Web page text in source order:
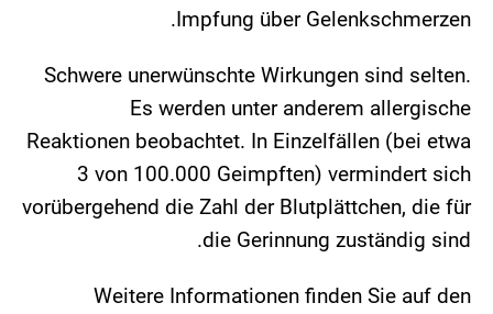
Impfung über Gelenkschmerzen.
Schwere unerwünschte Wirkungen sind selten.
Es werden unter anderem allergische
Reaktionen beobachtet. In Einzelfällen (bei etwa
3 von 100.000 Geimpften) vermindert sich
vorübergehend die Zahl der Blutplättchen, die für
die Gerinnung zuständig sind.
Weitere Informationen finden Sie auf den